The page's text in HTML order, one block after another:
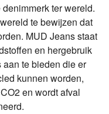
ter wereld.
te bewijzen dat
MUD Jeans staat
en hergebruik
te bieden die er
kunnen worden,
en wordt afval